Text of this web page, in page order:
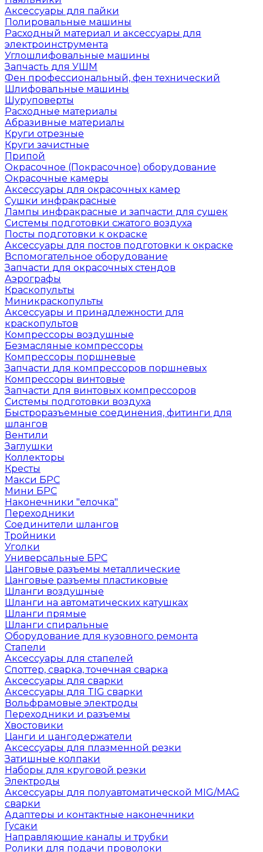
Аксессуары для пайки
Полировальные машины
Расходный материал и аксессуары для
электроинструмента
Углошлифовальные машины
Запчасть для УШМ
Фен профессиональный, фен технический
Шлифовальные машины
Шуруповерты
Расходные материалы
Абразивные материалы
Круги отрезные
Круги зачистные
Припой
Окрасочное (Покрасочное) оборудование
Окрасочные камеры
Аксессуары для окрасочных камер
Сушки инфракрасные
Лампы инфракрасные и запчасти для сушек
Системы подготовки сжатого воздуха
Посты подготовки к окраске
Аксессуары для постов подготовки к окраске
Вспомогательное оборудование
Запчасти для окрасочных стендов
Аэрографы
Краскопульты
Миникраскопульты
Аксессуары и принадлежности для
краскопультов
Компрессоры воздушные
Безмасляные компрессоры
Компрессоры поршневые
Запчасти для компрессоров поршневых
Компрессоры винтовые
Запчасти для винтовых компрессоров
Системы подготовки воздуха
Быстроразъемные соединения, фитинги для
шлангов
Вентили
Заглушки
Коллекторы
Кресты
Макси БРС
Мини БРС
Наконечники "елочка"
Переходники
Соединители шлангов
Тройники
Уголки
Универсальные БРС
Цанговые разъемы металлические
Цанговые разъемы пластиковые
Шланги воздушные
Шланги на автоматических катушках
Шланги прямые
Шланги спиральные
Оборудование для кузовного ремонта
Стапели
Аксессуары для стапелей
Споттер, сварка, точечная сварка
Аксессуары для сварки
Аксессуары для TIG сварки
Вольфрамовые электроды
Переходники и разъемы
Хвостовики
Цанги и цангодержатели
Аксессуары для плазменной резки
Затишные колпаки
Наборы для круговой резки
Электроды
Аксессуары для полуавтоматической MIG/MAG
сварки
Адаптеры и контактные наконечники
Гусаки
Направляющие каналы и трубки
Ролики для подачи проволоки